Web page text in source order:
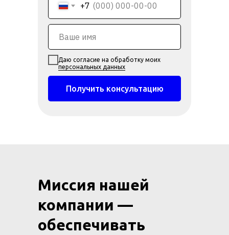
+7
Даю согласие на обработку моих
персональных данных
Получить консультацию
Миссия нашей
компании —
обеспечивать